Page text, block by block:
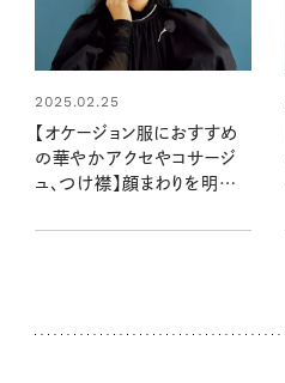
2025.02.25
【オケージョン服におすすめ
の華やかアクセやコサージ
ュ、つけ襟】顔まわりを明るく
トが大活躍！